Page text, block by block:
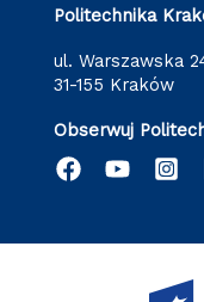
Politechnika
ul. Warszawska
31-155 Kraków
Obserwuj